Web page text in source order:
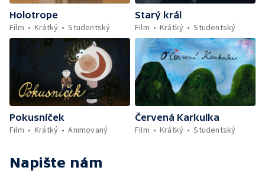
Holotrope
Film
Krátký Studentský
Starý král
Film
Krátký Studentský
Pokusníček
Film
Krátký Animovaný
Červená Karkulka
Film
Krátký Studentský
Napište nám